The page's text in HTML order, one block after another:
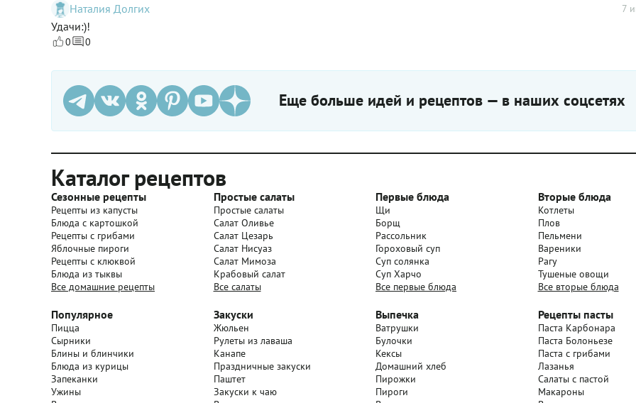
Наталия Долгих 7
Удачи:)!
0 0
Еще больше идей и рецептов — в наших соцсетях
Каталог рецептов
Сезонные рецепты
Рецепты из капусты
Блюда с картошкой
Рецепты с грибами
Яблочные пироги
Рецепты с клюквой
Блюда из тыквы
Все домашние рецепты
Простые салаты
Простые салаты
Салат Оливье
Салат Цезарь
Салат Нисуаз
Салат Мимоза
Крабовый салат
Все салаты
Первые блюда
Щи
Борщ
Рассольник
Гороховый суп
Суп солянка
Суп Харчо
Все первые блюда
Вторые блюда
Котлеты
Плов
Пельмени
Вареники
Рагу
Тушеные овощи
Все вторые блюда
Популярное
Пицца
Сырники
Блины и блинчики
Блюда из курицы
Запеканки
Ужины
Закуски
Жюльен
Рулеты из лаваша
Канапе
Праздничные закуски
Паштет
Закуски к чаю
Выпечка
Ватрушки
Булочки
Кексы
Домашний хлеб
Пирожки
Пироги
Рецепты пасты
Паста Карбонара
Паста Болоньезе
Паста с грибами
Лазанья
Салаты с пастой
Макароны